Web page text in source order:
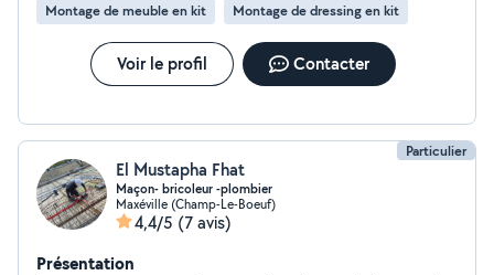
Montage de meuble en kit Montage de dressing en kit
Voir le profil Contacter
Particulier
El Mustapha Fhat
Maçon- bricoleur -plombier
Maxéville (Champ-Le-Boeuf)
4,4/5 (7 avis)
Présentation